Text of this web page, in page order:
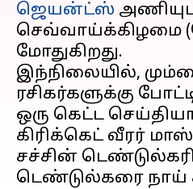
ஜெயன்ட்ஸ்
செவ்வாய்க்கிழமை
மோதுகிறது.
இந்நிலையில்,
ரசிகர்களுக்கு
ஒரு கெட்ட
கிரிக்கெட் வீரர்
சச்சின்
டெண்டுல்கரை நாய்